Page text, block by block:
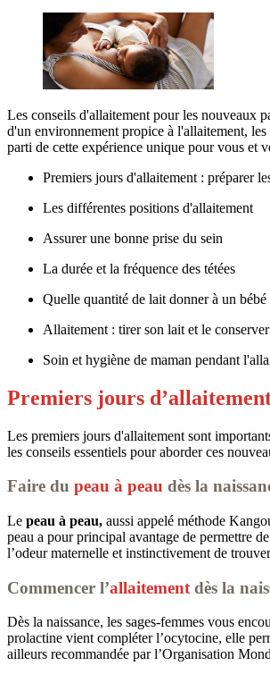
Les conseils d'allaitement pour les nouveaux
d'un environnement propice à l'allaitement,
parti de cette expérience unique pour vous et
Premiers jours d'allaitement : préparer
Les différentes positions d'allaitement
Assurer une bonne prise du sein
La durée et la fréquence des tétées
Quelle quantité de lait donner à un bébé
Allaitement : tirer son lait et le conserver
Soin et hygiène de maman pendant
Premiers jours
Les premiers jours d'allaitement sont
les conseils essentiels pour aborder ces
Faire du peau à peau dès la
Le peau à peau, aussi appelé méthode
peau a pour principal avantage de permettre de
l’odeur maternelle et instinctivement de
Commencer l’allaitement dès la
Dès la naissance, les sages-femmes vous
prolactine vient compléter l’ocytocine, elle
ailleurs recommandée par l’Organisation